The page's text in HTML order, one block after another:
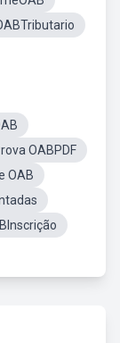
OABPDF
OAB